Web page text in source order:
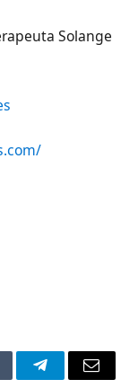
Solange
TelegramEmail